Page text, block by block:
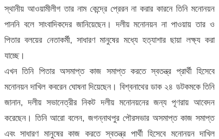
স্থানীয় আওয়ামীলীগ তার নাম কেন্দ্রে প্রেরন না করার কারনে তিনি মনোনয়ন
পাননি বলে সাংবাদিকদের জানিয়েছেন। দলীয় মনোনয়ন না পাওয়ায় তার ও
পিতার বলয়ের নেতাকর্মী, সাধারণ মানুষের মধ্যে হত্যাশার ছায়া লক্ষ্য করা
যাচ্ছে।
এখন তিনি পিতার অসমাপ্ত কাজ সমাপ্ত করতে স্বতন্ত্র প্রার্থী হিসেবে
মনোনয়ন দাখিল কবরেন ঘোষনা দিয়েছেন। বিশ্বনাথের ডাক ২৪ ডটকমকে তিনি
জানান, দলীয় সভানেত্রীর নিকট দলীয় মনোনয়নের জন্য পূণরায় আবেদন
করেছেন। তিনি আরো বলেন, জগন্নাথপুর পৌরসভার অসমাপ্ত কাজ সমাপ্ত
এবং সাধারণ মানুষের কাজ করতে স্বতন্ত্র পার্থী হিসেবে মনোনয়ন দাখিল